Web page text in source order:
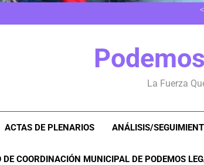
La Fuerza
ACTAS DE PLENARIOS ANÁLISIS/
DE COORDINACIÓN MUNICIPAL DE PODEMOS